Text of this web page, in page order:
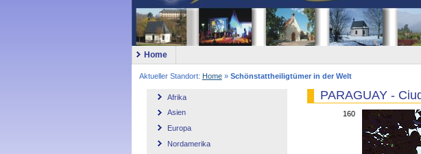
Home
Aktueller Standort: Home» Schönstattheiligtümer in der Welt
Afrika
Asien
Europa
Nordamerika
PARAGUAY -
160